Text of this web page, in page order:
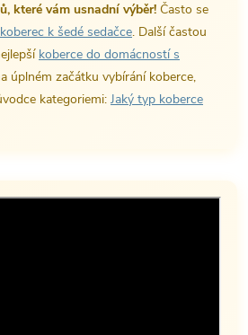
které vám usnadní výběr! Často se
k šedé sedačce. Další častou
koberce do domácností s
úplném začátku vybírání koberce,
kategoriemi: Jaký typ koberce